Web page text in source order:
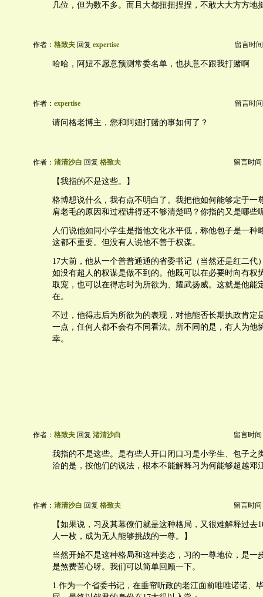
几位，但为数不多。而且大都扭扭捏捏，不敢大大方方地
作者： 格致夫 回复 expertise 留言时
哈哈，阿妞不愿意预测常委名单，也执意不跟我打赌啊
作者： expertise 留言时
请问格老博主，您和阿妞打赌的事如何了？
作者： 渚清沙白 回复 格致夫 留言时间
【我指的不是这些。】
格博想说什么，我有点不明白了。我把他如何能够定于一
肩老毛的原因和过程讲得还不够清楚吗？你指的又是哪些
人们说他如同小学生是指他文化水平低，称他包子是一种
这都不重要。但没有人说他不善于权谋。
17大前，他从一个普普通通的省委书记（当然还是红二代
如没有超人的权谋是做不到的。他既可以在必要时向有权
取宠，也可以在得志时为所欲为、耀武扬威。这就是他能
在。
不过，他得志后为所欲为的表现，对他能否长期执政肯定
一点，任何人都不会有不同看法。所不同的是，有人为他
幸。
作者： 格致夫 回复 渚清沙白 留言时间
我指的不是这些。是有些人开口闭口习是小学生、包子之
洽的是，按他们的说法，根本不能解释习为何能够超越邓
作者： 渚清沙白 回复 格致夫 留言时间
【如果说，习及其幕僚们就是这种格局，又很难解释过去
人一枚，成为无人能够挑战的一尊。】
当然开始不是这种格局和这种姿态，习的一尊地位，是一
是煞费苦心呀。我们可以简单回顾一下。
1.作为一个省委书记，在垂帘听政的老江面前唯唯诺诺、